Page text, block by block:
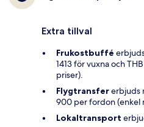
Extra tillval
Frukostbuffé
1413 för vuxna och
priser).
Flygtransfererbjuds
900 per fordon (enkel
Lokaltransport